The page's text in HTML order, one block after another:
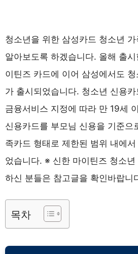
청소년을 위한 삼성카드 청소년
알아보도록 하겠습니다. 올해 출
이틴즈 카드에 이어 삼성에서도
가 출시되었습니다. 청소년 신용
금융서비스 지정에 따라 만 19세
신용카드를 부모님 신용을 기준으
족카드 형태로 제한된 범위 내에
었습니다. ※ 신한 마이틴즈 청소
하신 분들은 참고글을 확인바랍니
목차